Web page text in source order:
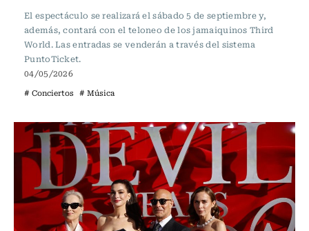
El espectáculo se realizará el sábado 5 de septiembre y,
además, contará con el teloneo de los jamaiquinos Third
World. Las entradas se venderán a través del sistema
PuntoTicket.
04/05/2026
# Conciertos # Música